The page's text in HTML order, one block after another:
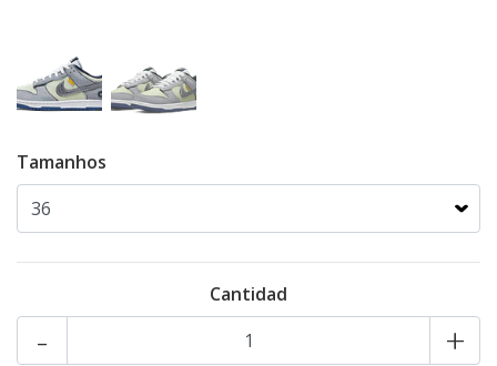
Tamanhos
Cantidad
+
-